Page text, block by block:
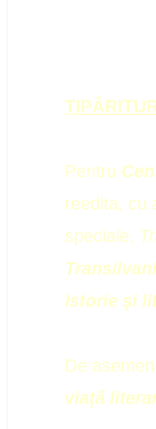
Pentru
reedita, cu
speciale,
Istorie şi
De
viaţă